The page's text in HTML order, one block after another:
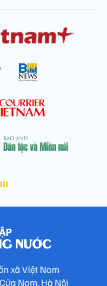
xã Việt Nam
Nam, Hà Nội